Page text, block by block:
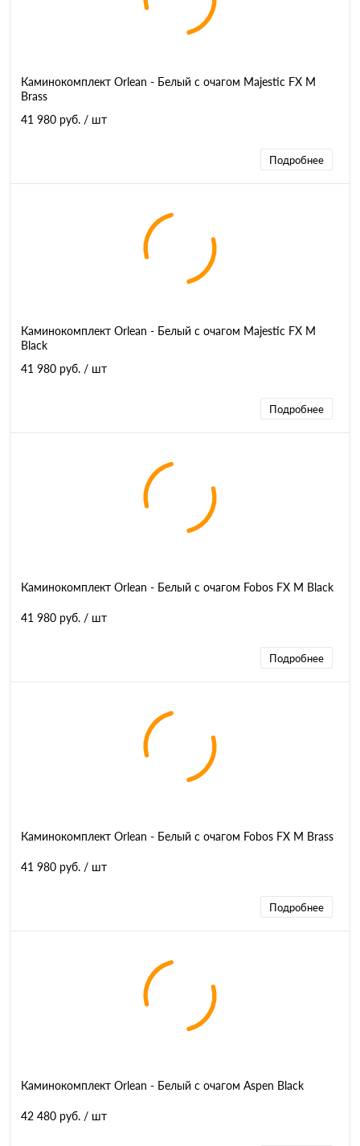
Каминокомплект Orlean - Белый с очагом Majestic FX M
Brass
41 980 руб. / шт
Подробнее
Каминокомплект Orlean - Белый с очагом Majestic FX M
Black
41 980 руб. / шт
Подробнее
Каминокомплект Orlean - Белый с очагом Fobos FX M Black
41 980 руб. / шт
Подробнее
Каминокомплект Orlean - Белый с очагом Fobos FX M Brass
41 980 руб. / шт
Подробнее
Каминокомплект Orlean - Белый с очагом Aspen Black
42 480 руб. / шт